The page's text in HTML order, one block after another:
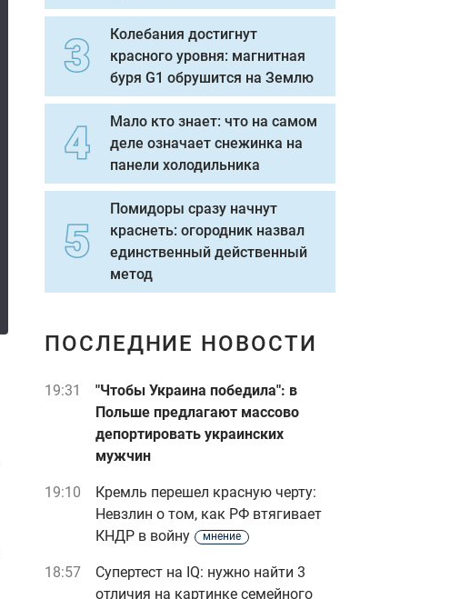
Колебания достигнут
красного уровня: магнитная
буря G1 обрушится на Землю
Мало кто знает: что на самом
деле означает снежинка на
панели холодильника
Помидоры сразу начнут
краснеть: огородник назвал
единственный действенный
метод
ПОСЛЕДНИЕ НОВОСТИ
19:31
"Чтобы Украина победила": в
Польше предлагают массово
депортировать украинских
мужчин
19:10
Кремль перешел красную черту:
Невзлин о том, как РФ втягивает
КНДР в войну
мнение
18:57
Супертест на IQ: нужно найти 3
отличия на картинке семейного